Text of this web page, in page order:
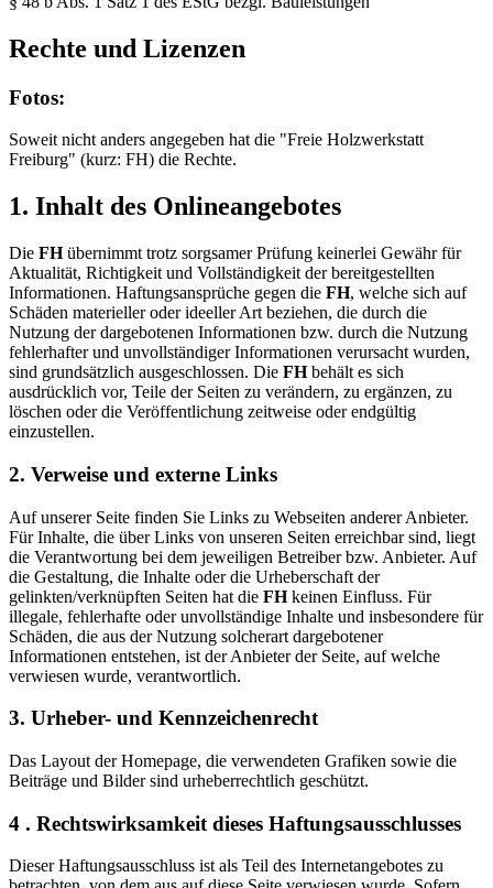
Rechte und Lizenzen
Fotos:
Soweit nicht anders angegeben hat die "Freie Holzwerkstatt
Freiburg" (kurz: FH) die Rechte.
1. Inhalt des Onlineangebotes
Die FHübernimmt trotz sorgsamer Prüfung keinerlei Gewähr für
Aktualität, Richtigkeit und Vollständigkeit der bereitgestellten
Informationen. Haftungsansprüche gegen die FH, welche sich auf
Schäden materieller oder ideeller Art beziehen, die durch die
Nutzung der dargebotenen Informationen bzw. durch die Nutzung
fehlerhafter und unvollständiger Informationen verursacht wurden,
sind grundsätzlich ausgeschlossen. Die FHbehält es sich
ausdrücklich vor, Teile der Seiten zu verändern, zu ergänzen, zu
löschen oder die Veröffentlichung zeitweise oder endgültig
einzustellen.
2. Verweise und externe Links
Auf unserer Seite finden Sie Links zu Webseiten anderer Anbieter.
Für Inhalte, die über Links von unseren Seiten erreichbar sind, liegt
die Verantwortung bei dem jeweiligen Betreiber bzw. Anbieter. Auf
die Gestaltung, die Inhalte oder die Urheberschaft der
gelinkten/verknüpften Seiten hat die FHkeinen Einfluss. Für
illegale, fehlerhafte oder unvollständige Inhalte und insbesondere für
Schäden, die aus der Nutzung solcherart dargebotener
Informationen entstehen, ist der Anbieter der Seite, auf welche
verwiesen wurde, verantwortlich.
3. Urheber- und Kennzeichenrecht
Das Layout der Homepage, die verwendeten Grafiken sowie die
Beiträge und Bilder sind urheberrechtlich geschützt.
4 . Rechtswirksamkeit dieses Haftungsausschlusses
Dieser Haftungsausschluss ist als Teil des Internetangebotes zu